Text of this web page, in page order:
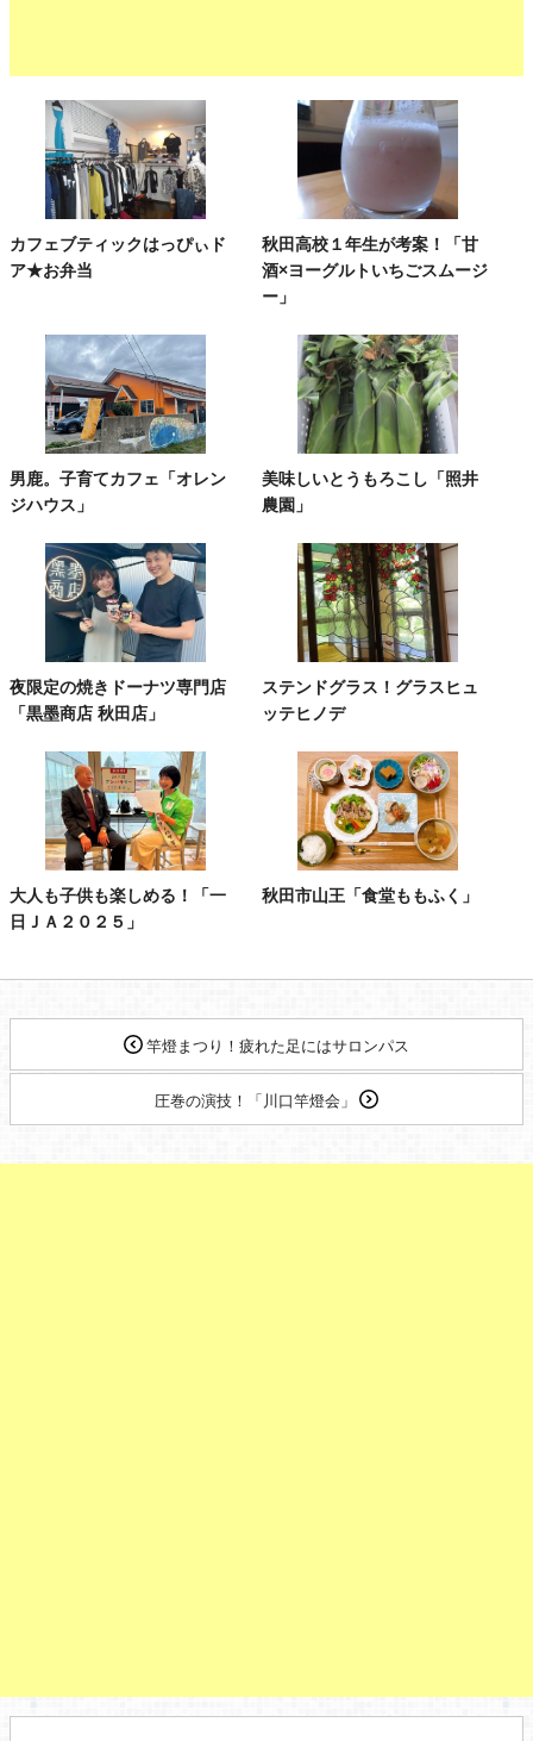
カフェブティックはっぴぃド
ア★お弁当
秋田高校１年生が考案！「甘
酒×ヨーグルトいちごスムージ
ー」
男鹿。子育てカフェ「オレン
ジハウス」
美味しいとうもろこし「照井
農園」
夜限定の焼きドーナツ専門店
「黒墨商店 秋田店」
ステンドグラス！グラスヒュ
ッテヒノデ
大人も子供も楽しめる！「一
日ＪＡ２０２５」
秋田市山王「食堂ももふく」
竿燈まつり！疲れた足にはサロンパス
圧巻の演技！「川口竿燈会」